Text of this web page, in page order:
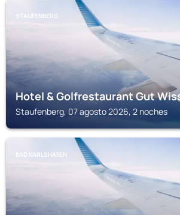
STAUFENBERG
Hotel & Golfrestaurant Gut
Staufenberg, 07 agosto 2026, 2 noches
BAD KARLSHAFEN